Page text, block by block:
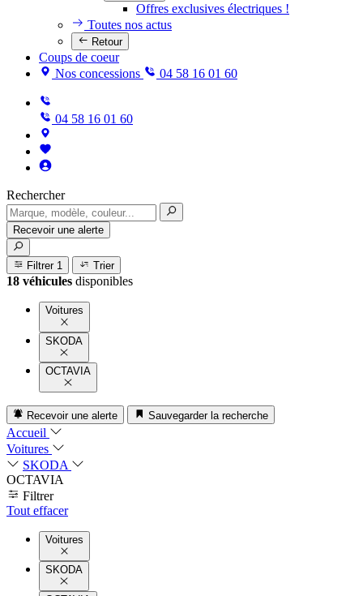
Offres exclusives électriques !
Toutes nos actus
Retour
Coups de coeur
Nos concessions
04 58 16 01 60
04 58 16 01 60
Rechercher
Recevoir une alerte
Filtrer 1 Trier
18 véhicules disponibles
Voitures
SKODA
OCTAVIA
Recevoir une alerte Sauvegarder la recherche
Accueil
Voitures
SKODA
OCTAVIA
Filtrer
Tout effacer
Voitures
SKODA